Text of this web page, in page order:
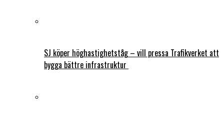
SJ köper höghastighetståg – vill pressa Trafikverket att
bygga bättre infrastruktur